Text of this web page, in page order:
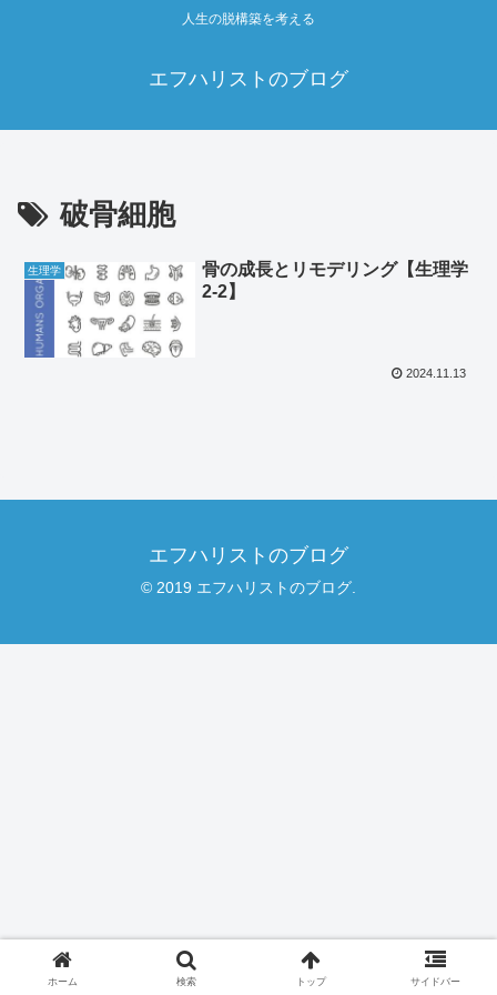
人生の脱構築を考える
エフハリストのブログ
破骨細胞
生理学
骨の成長とリモデリング【生理学
2‐2】
2024.11.13
エフハリストのブログ
© 2019 エフハリストのブログ.
ホーム 検索 トップ サイドバー